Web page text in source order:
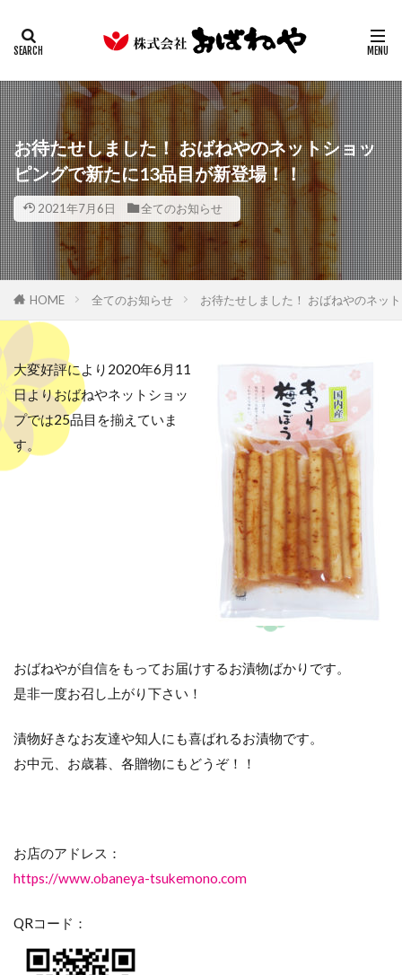
お待たせしました！ おばねやのネットショッ
ピングで新たに13品目が新登場！！
2021年7月6日 全てのお知らせ
HOME 全てのお知らせ お待たせしました！ おばねやのネッ
大変好評により2020年6月11
日よりおばねやネットショッ
プでは25品目を揃えていま
す。
おばねやが自信をもってお届けするお漬物ばかりです。
是非一度お召し上がり下さい！
漬物好きなお友達や知人にも喜ばれるお漬物です。
お中元、お歳暮、各贈物にもどうぞ！！
お店のアドレス：
https://www.obaneya-tsukemono.com
QRコード：
カテゴリー
検索